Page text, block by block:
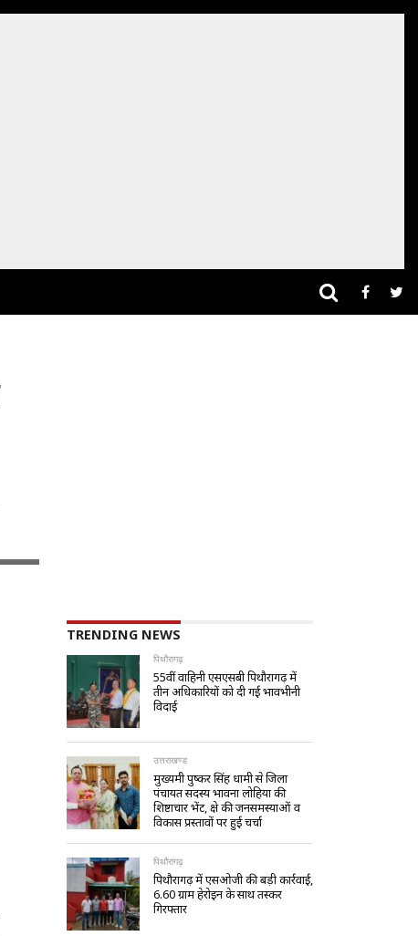
TRENDING NEWS
पिथौरागढ़
55वीं वाहिनी एसएसबी पिथौरागढ़ में
तीन अधिकारियों को दी गई भावभीनी
विदाई
उत्तराखण्ड
मुख्यमंत्री पुष्कर सिंह धामी से जिला
पंचायत सदस्य भावना लोहिया की
शिष्टाचार भेंट, क्षेत्र की जनसमस्याओं व
विकास प्रस्तावों पर हुई चर्चा
पिथौरागढ़
पिथौरागढ़ में एसओजी की बड़ी कार्रवाई,
6.60 ग्राम हेरोइन के साथ तस्कर
गिरफ्तार